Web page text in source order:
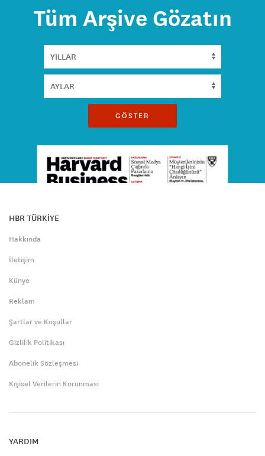
Tüm Arşive Gözatın
GÖSTER
HBR TÜRKİYE
Hakkında
İletişim
Künye
Reklam
Şartlar ve Koşullar
Gizlilik Politikası
Abonelik Sözleşmesi
Kişisel Verilerin Korunması
YARDIM